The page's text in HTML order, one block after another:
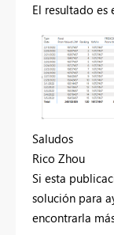
El resultado es
Saludos
Rico Zhou
Si esta
solución para
encontrarla